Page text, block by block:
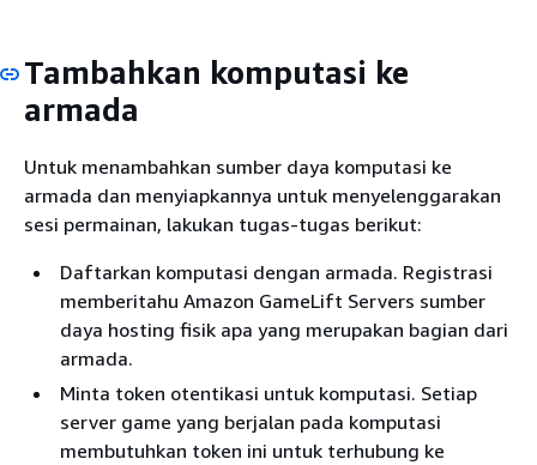
Tambahkan komputasi ke
armada
Untuk menambahkan sumber daya komputasi ke
armada dan menyiapkannya untuk menyelenggarakan
sesi permainan, lakukan tugas-tugas berikut:
Daftarkan komputasi dengan armada. Registrasi
memberitahu Amazon GameLift Servers sumber
daya hosting fisik apa yang merupakan bagian dari
armada.
Minta token otentikasi untuk komputasi. Setiap
server game yang berjalan pada komputasi
membutuhkan token ini untuk terhubung ke